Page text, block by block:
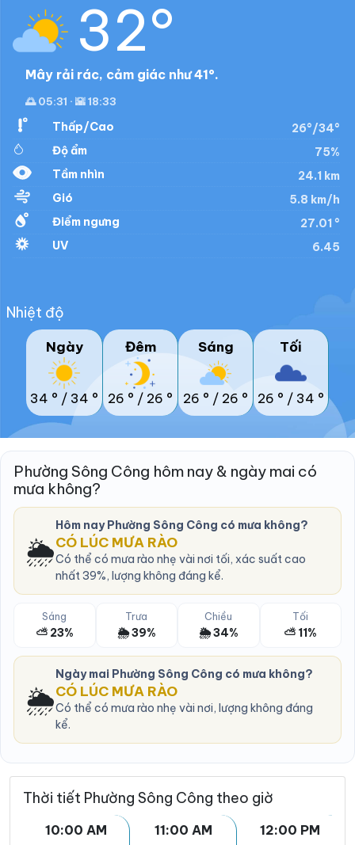
32°
Mây rải rác, cảm giác như 41°.
🌅 05:31 · 🌇 18:33
Thấp/Cao
26°/34°
Độ ẩm
75%
Tầm nhìn
24.1 km
Gió
5.8 km/h
Điểm ngưng
27.01 °
UV
6.45
Nhiệt độ
Ngày
34 ° / 34 °
Đêm
26 ° / 26 °
Sáng
26 ° / 26 °
Tối
26 ° / 34 °
Phường Sông Công hôm nay & ngày mai có
mưa không?
🌦️
Hôm nay Phường Sông Công có mưa không?
CÓ LÚC MƯA RÀO
Có thể có mưa rào nhẹ vài nơi tối, xác suất cao
nhất 39%, lượng không đáng kể.
Sáng
⛅ 23%
Trưa
🌦️ 39%
Chiều
🌦️ 34%
Tối
⛅ 11%
🌦️
Ngày mai Phường Sông Công có mưa không?
CÓ LÚC MƯA RÀO
Có thể có mưa rào nhẹ vài nơi, lượng không đáng
kể.
Thời tiết Phường Sông Công theo giờ
10:00 AM
11:00 AM
12:00 PM